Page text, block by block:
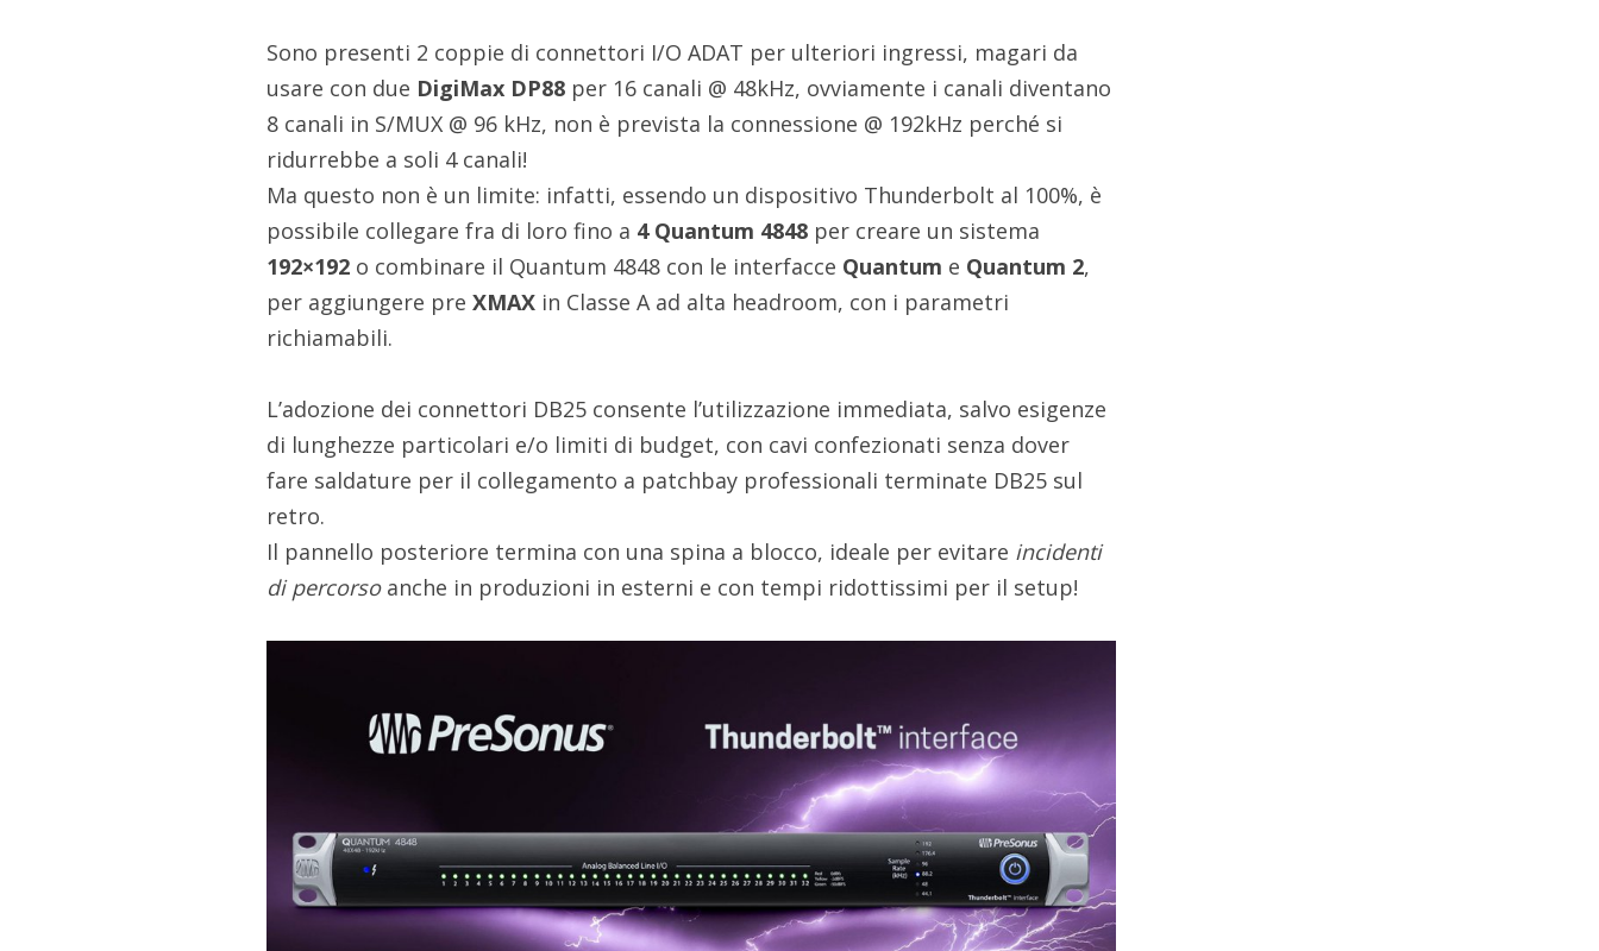
Sono presenti 2 coppie di connettori I/O ADAT per ulteriori ingressi, magari da
usare con due DigiMax DP88 per 16 canali @ 48kHz, ovviamente i canali diventano
8 canali in S/MUX @ 96 kHz, non è prevista la connessione @ 192kHz perché si
ridurrebbe a soli 4 canali!
Ma questo non è un limite: infatti, essendo un dispositivo Thunderbolt al 100%, è
possibile collegare fra di loro fino a 4 Quantum 4848 per creare un sistema
192×192 o combinare il Quantum 4848 con le interfacce Quantum e Quantum 2,
per aggiungere preXMAX in Classe A ad alta headroom, con i parametri
richiamabili.
L’adozione dei connettori DB25 consente l’utilizzazione immediata, salvo esigenze
di lunghezze particolari e/o limiti di budget, con cavi confezionati senza dover
fare saldature per il collegamento a patchbay professionali terminate DB25 sul
retro.
Il pannello posteriore termina con una spina a blocco, ideale per evitare incidenti
di percorsoanche in produzioni in esterni e con tempi ridottissimi per il setup!